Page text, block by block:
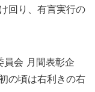
回り、有言実行の
会 月間表彰企
の頃は右利きの右